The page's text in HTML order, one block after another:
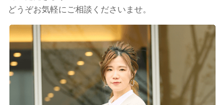
どうぞお気軽にご相談くださいませ。